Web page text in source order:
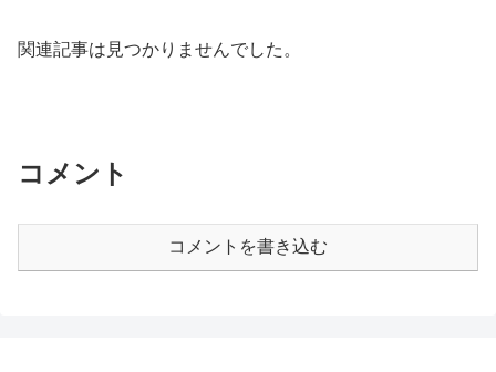
関連記事は見つかりませんでした。
コメント
コメントを書き込む